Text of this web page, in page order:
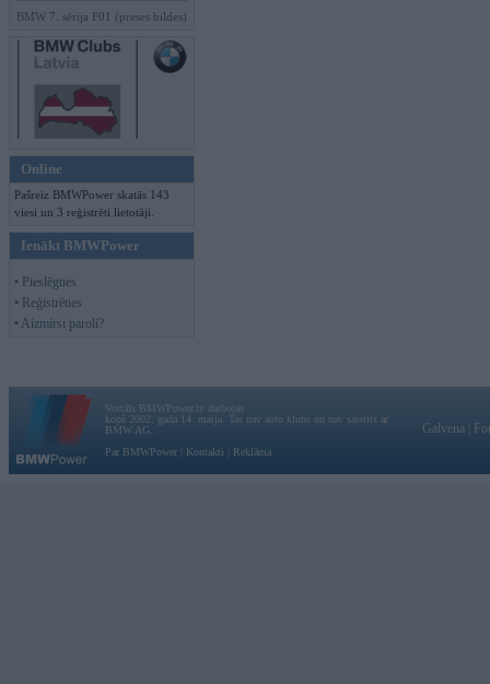
BMW 7. sērija F01 (preses bildes)
Online
Pašreiz BMWPower skatās 143
viesi un 3 reģistrēti lietotāji.
Ienākt BMWPower
• Pieslēgties
• Reģistrēties
• Aizmirsi paroli?
Vortāls BMWPower.lv darbojas
kopš 2002. gada 14. maija. Tas nav auto klubs un nav saistīts ar
BMW AG.
Par BMWPower
Kontakti Reklāma
Galvena